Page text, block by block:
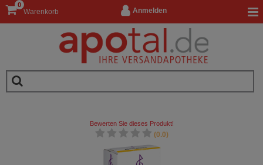
Anmelden
Warenkorb
0
Bewerten Sie dieses Produkt!
(0.0)